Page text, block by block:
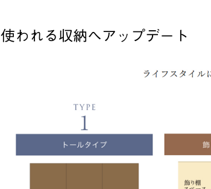
使われる収納へアップデート